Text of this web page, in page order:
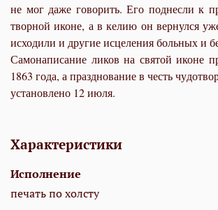
не мог да­же го­во­рить. Его под­нес­ли к
твор­ной иконе, а в ке­лию он вер­нул­ся
ис­хо­ди­ли и дру­гие ис­це­ле­ния боль­ных и
Са­мо­на­пи­са­ние ли­ков на свя­той иконе
1863 го­да, а празд­но­ва­ние в честь
уста­нов­ле­но 12 июля.
Характеристики
Исполнение
печать по холсту